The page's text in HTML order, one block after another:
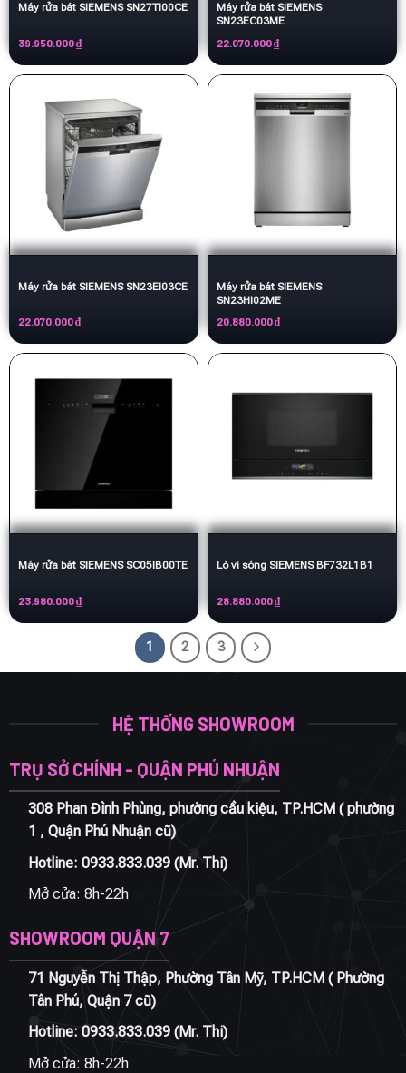
Máy rửa bát SIEMENS SN27TI00CE
39.950.000₫
Máy rửa bát SIEMENS
SN23EC03ME
22.070.000₫
Máy rửa bát SIEMENS SN23EI03CE
22.070.000₫
Máy rửa bát SIEMENS
SN23HI02ME
20.880.000₫
Máy rửa bát SIEMENS SC05IB00TE
23.980.000₫
Lò vi sóng SIEMENS BF732L1B1
28.880.000₫
1 2 3
HỆ THỐNG SHOWROOM
TRỤ SỞ CHÍNH - QUẬN PHÚ NHUẬN
308 Phan Đình Phùng, phường cầu kiệu, TP.HCM ( phường
1 , Quận Phú Nhuận cũ)
Hotline: 0933.833.039(Mr. Thi)
Mở cửa: 8h-22h
SHOWROOM QUẬN 7
71 Nguyễn Thị Thập, Phường Tân Mỹ, TP.HCM ( Phường
Tân Phú, Quận 7 cũ)
Hotline: 0933.833.039(Mr. Thi)
Mở cửa: 8h-22h